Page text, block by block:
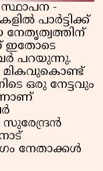
-
പാർട്ടിക്ക്
നേതൃത്വത്തിന്
ഇതോടെ
പറയുന്നു.
മികവുകൊണ്ട്‌
ഒരു നേട്ടവും
നേതാക്കൾ